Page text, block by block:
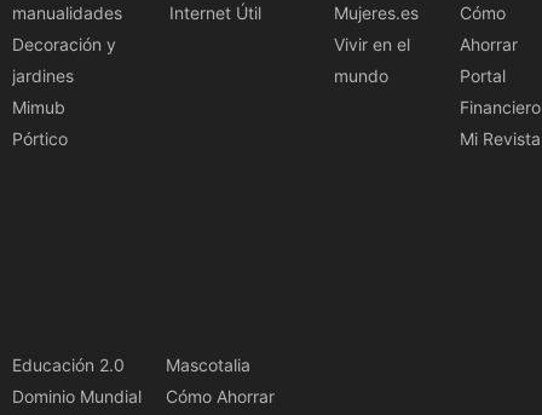
manualidades
Decoración y
jardines
Mimub
Pórtico
Internet Útil
Mujeres.es
Vivir en el
mundo
Cómo
Ahorrar
Portal
Financiero
Mi Revista
Educación 2.0
Dominio Mundial
Mascotalia
Cómo Ahorrar